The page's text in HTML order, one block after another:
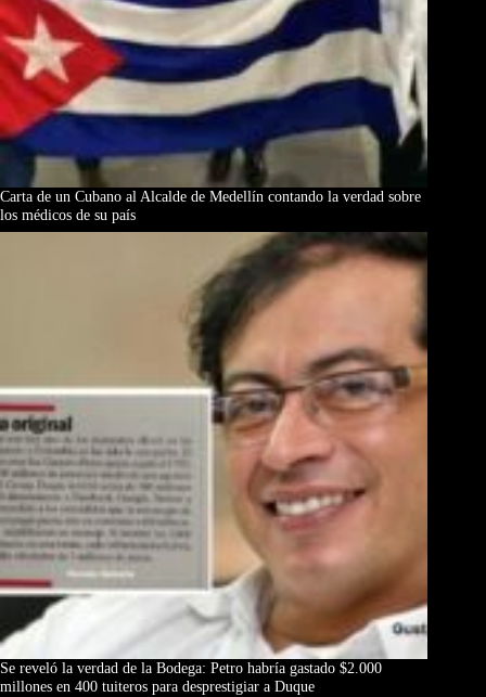
Carta de un Cubano al Alcalde de Medellín contando la verdad sobre
los médicos de su país
Se reveló la verdad de la Bodega: Petro habría gastado $2.000
millones en 400 tuiteros para desprestigiar a Duque